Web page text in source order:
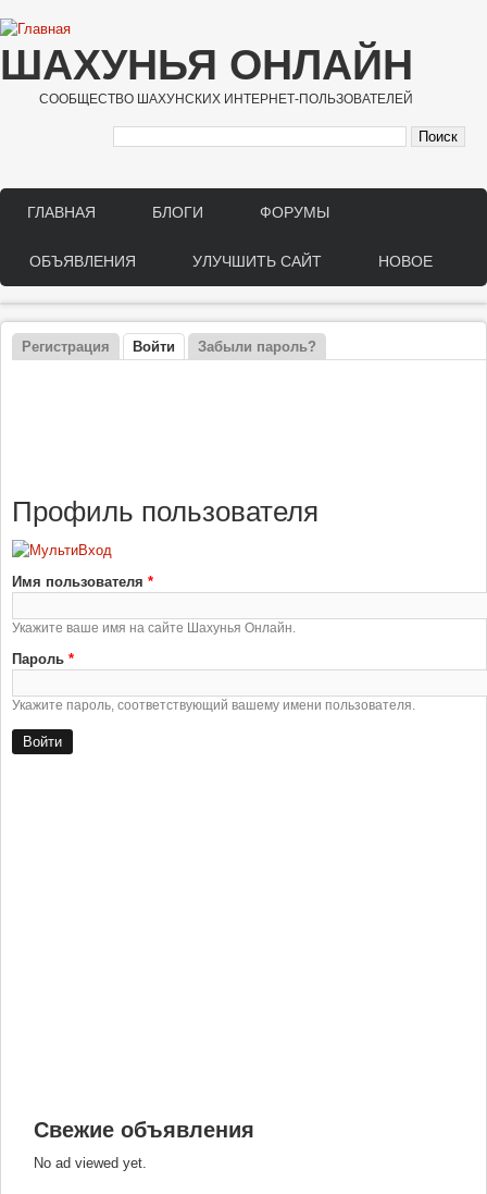
Перейти к основному содержанию
ШАХУНЬЯ ОНЛАЙН
СООБЩЕСТВО ШАХУНСКИХ ИНТЕРНЕТ-ПОЛЬЗОВАТЕЛЕЙ
Main menu
ГЛАВНАЯ БЛОГИ ФОРУМЫ
ОБЪЯВЛЕНИЯ УЛУЧШИТЬ САЙТ НОВОЕ
Главные вкладки
Регистрация Войти (активная вкладка)
Забыли пароль?
Профиль пользователя
Имя пользователя *
Укажите ваше имя на сайте Шахунья Онлайн.
Пароль *
Укажите пароль, соответствующий вашему имени пользователя.
Свежие объявления
No ad viewed yet.